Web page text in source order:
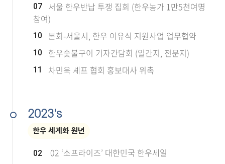
07
서울 한우반납 투쟁 집회 (한우농가 1만5천여명
참여)
10 본회-서울시, 한우 이유식 지원사업 업무협약
10 한우숯불구이 기자간담회 (일간지, 전문지)
11 차민욱 셰프 협회 홍보대사 위촉
2023's
한우 세계화 원년
02 02 ‘소프라이즈’ 대한민국 한우세일